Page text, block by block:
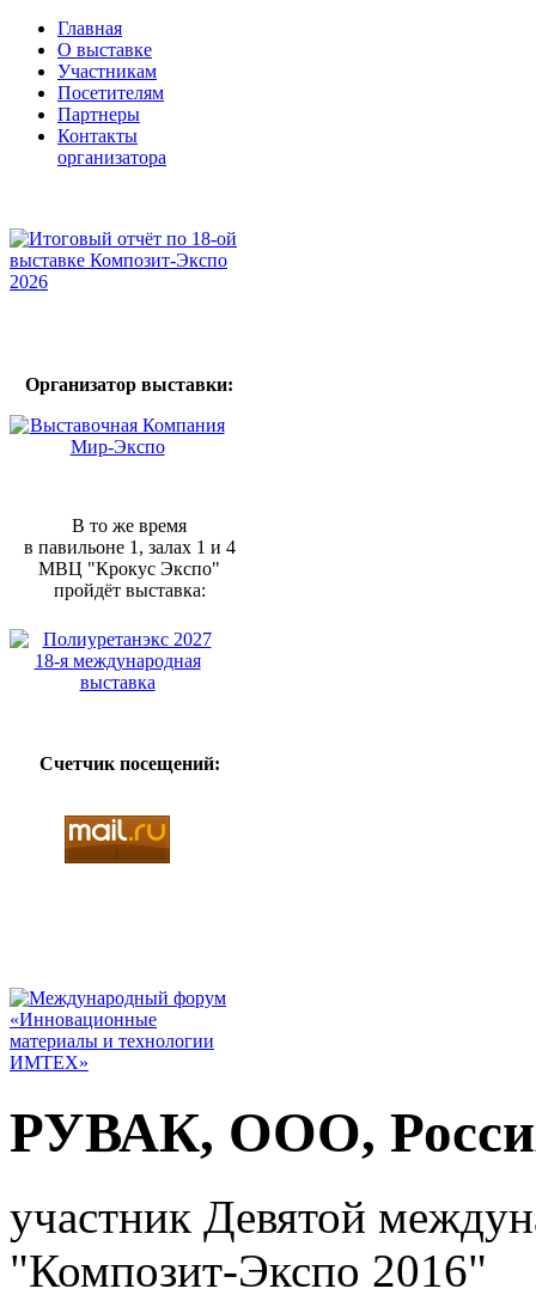
Главная
О выставке
Участникам
Посетителям
Партнеры
Контакты
организатора
Организатор выставки:
В то же время
в павильоне 1, залах 1 и 4
МВЦ "Крокус Экспо"
пройдёт выставка:
Счетчик посещений:
РУВАК, ООО,
участник Девятой
"Композит-Экспо 2016"